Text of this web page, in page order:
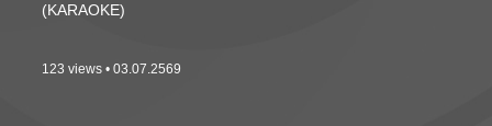
(KARAOKE)
123 views • 03.07.2569